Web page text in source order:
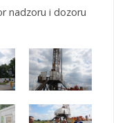
nadzoru i dozoru